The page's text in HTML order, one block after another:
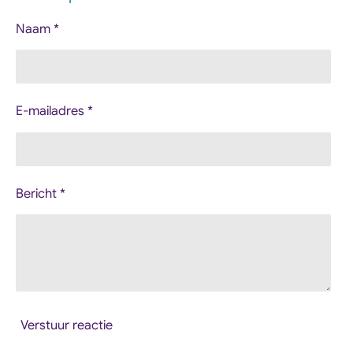
n
e
n
Naam *
E-mailadres *
Bericht *
Verstuur reactie